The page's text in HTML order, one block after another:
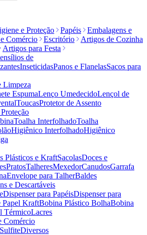
e Proteção Papéis
Embalagens e
Comércio Escritório
Artigos de Cozinha
Artigos para Festa
de
InseticidasPanos e FlanelasSacos para
Limpeza
EspumaLenço UmedecidoLençol de
ToucasProtetor de Assento
Toalha InterfolhadoToalha
Higiênico InterfolhadoHigiênico
Plásticos e KraftSacolasDoces e
PratosTalheresMexedorCanudosGarrafa
Envelope para TalherBaldes
e Descartáveis
Dispenser para PapéisDispenser para
Papel KraftBobina Plástico BolhaBobina
TérmicoLacres
Comércio
SulfiteDiversos